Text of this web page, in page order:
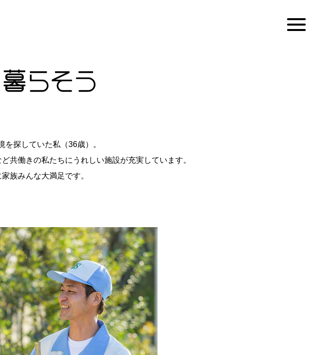
探していた私（36歳）。
共働きの私たちにうれしい施設が充実しています。
族みんな大満足です。